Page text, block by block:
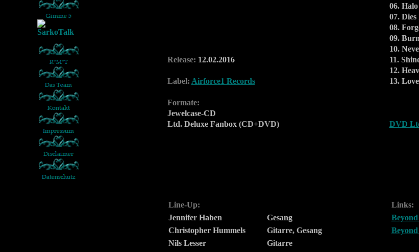
06.
07. Dies
08.
09.
10.
Release: 12.02.2016 11.
12.
Label: Airforce1 Records 13.
Formate:
Jewelcase-CD
Ltd. Deluxe Fanbox (CD+DVD)
DVD
Line-Up:
Links:
Jennifer Haben
Gesang
Christopher Hummels
Gitarre, Gesang
Nils Lesser
Gitarre